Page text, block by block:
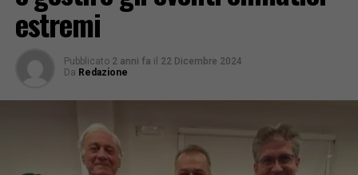
estremi
Pubblicato 2 anni fa il 22 Dicembre 2024
Da Redazione